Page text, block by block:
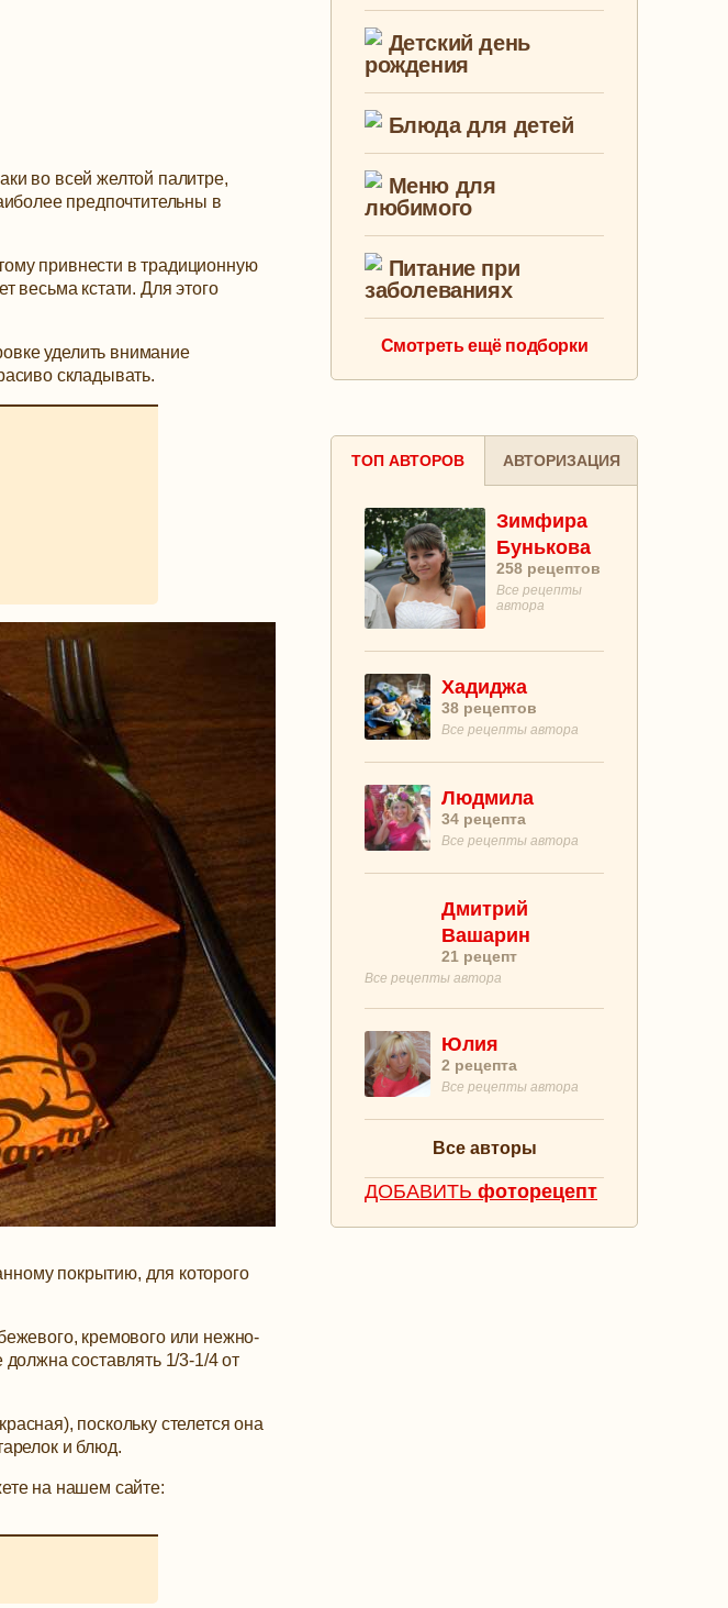
во всей желтой палитре,
предпочтительны в
привнести в традиционную
весьма кстати. Для этого
уделить внимание
складывать.
покрытию, для которого
кремового или нежно-
составлять 1/3-1/4 от
поскольку стелется она
и блюд.
на нашем сайте:
Детский день
рождения
Блюда для детей
Меню для
любимого
Питание при
заболеваниях
Смотреть ещё подборки
ТОП АВТОРОВ АВТОРИЗАЦИЯ
Зимфира
Бунькова
258 рецептов
Все рецепты
автора
Хадиджа
38 рецептов
Все рецепты автора
Людмила
34 рецепта
Все рецепты автора
Дмитрий
Вашарин
21 рецепт
Все рецепты автора
Юлия
2 рецепта
Все рецепты автора
Все авторы
ДОБАВИТЬ фоторецепт